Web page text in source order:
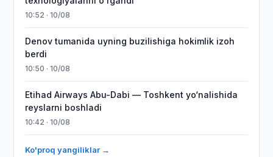
10:52 · 10/08
Denov tumanida uyning buzilishiga hokimlik izoh
berdi
10:50 · 10/08
Etihad Airways Abu-Dabi — Toshkent yo‘nalishida
reyslarni boshladi
10:42 · 10/08
Ko'proq yangiliklar →